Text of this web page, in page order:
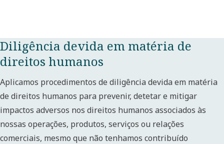
Diligência devida em matéria de
direitos humanos
Aplicamos procedimentos de diligência devida em matéria
de direitos humanos para prevenir, detetar e mitigar
impactos adversos nos direitos humanos associados às
nossas operações, produtos, serviços ou relações
comerciais, mesmo que não tenhamos contribuído